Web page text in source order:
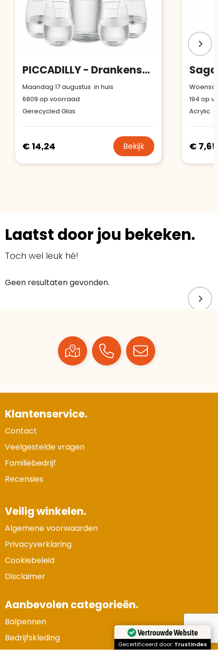
PICCADILLY - Drankenset gerecycled glas
Maandag 17 augustus in huis
6809 op voorraad
Gerecycled Glas
€ 14,24 Bekijk
194 op
Acrylic
€ 7,65
Laatst door jou bekeken.
Toch wel leuk hé!
Geen resultaten gevonden.
Klantenservice.
Contact
Veelgestelde vragen
Familiebedrijf
Recensies
Veilig winkelen.
Algemene voorwaarden
Privacyverklaring
Cookiebeleid
Disclaimer
Aanbevolen categorieën.
Balpennen
Bedrijfskleding
Vertrouwde Website
Gecertificeerd door: Trustindex